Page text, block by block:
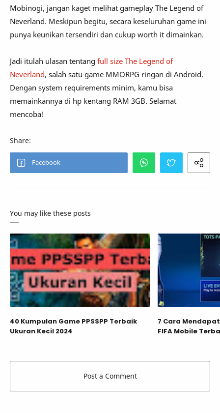
Mobinogi, jangan kaget melihat gameplay The Legend of
Neverland. Meskipun begitu, secara keseluruhan game ini
punya keunikan tersendiri dan cukup worth it dimainkan.
Jadi itulah ulasan tentang full size The Legend of
Neverland, salah satu game MMORPG ringan di Android.
Dengan system requirements minim, kamu bisa
memainkannya di hp kentang RAM 3GB. Selamat
mencoba!
You may like these posts
40 Kumpulan Game PPSSPP Terbaik
Ukuran Kecil 2024
7 Cara
FIFA Mobile